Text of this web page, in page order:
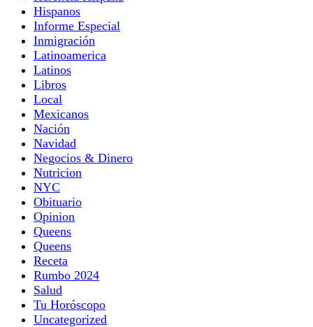
Hispanos
Informe Especial
Inmigración
Latinoamerica
Latinos
Libros
Local
Mexicanos
Nación
Navidad
Negocios & Dinero
Nutricion
NYC
Obituario
Opinion
Queens
Queens
Receta
Rumbo 2024
Salud
Tu Horóscopo
Uncategorized